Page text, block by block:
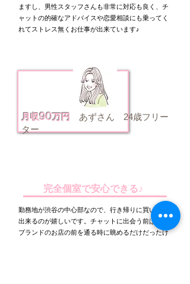
ますし、男性スタッフさんも非常に対応も良く、チ
ャットの的確なアドバイスや恋愛相談にも乗ってく
れてストレス無くお仕事が出来ています♪
月収90万円 あずさん 24歳フリー
ター
完全個室で安心できる♪
勤務地が渋谷の中心部なので、行き帰りに買い物が
出来るのが嬉しいです。チャットに出会う前はハイ
ブランドのお店の前を通る時に眺めるだけだったけ